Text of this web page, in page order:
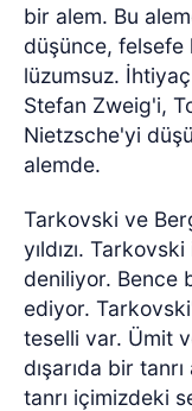
bir alem. Bu
düşünce, felsefe
lüzumsuz.
Stefan Zweig'i,
Nietzsche'yi
alemde.
Tarkovski ve
yıldızı.
deniliyor. Bence
ediyor.
teselli var. Ümit
dışarıda bir
tanrı içimizdeki